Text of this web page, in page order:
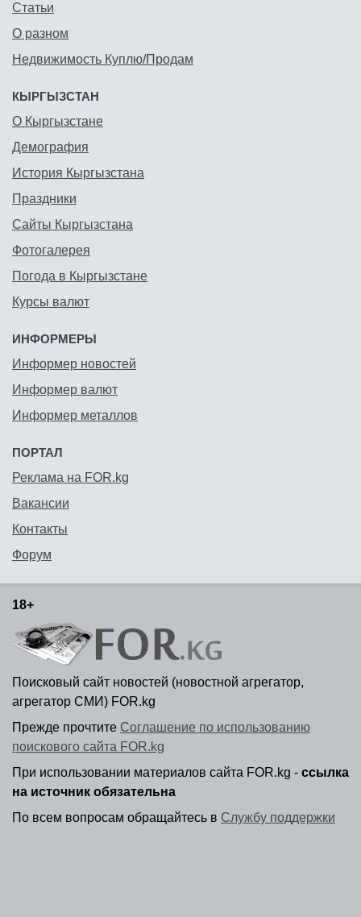
Статьи
О разном
Недвижимость Куплю/Продам
КЫРГЫЗСТАН
О Кыргызстане
Демография
История Кыргызстана
Праздники
Сайты Кыргызстана
Фотогалерея
Погода в Кыргызстане
Курсы валют
ИНФОРМЕРЫ
Информер новостей
Информер валют
Информер металлов
ПОРТАЛ
Реклама на FOR.kg
Вакансии
Контакты
Форум
18+
Поисковый сайт новостей (новостной агрегатор,
агрегатор СМИ) FOR.kg
Прежде прочтите Соглашение по использованию
поискового сайта FOR.kg
При использовании материалов сайта FOR.kg - ссылка
на источник обязательна
По всем вопросам обращайтесь в Службу поддержки